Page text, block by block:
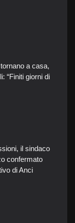
a casa,
“Finiti giorni di
il sindaco
confermato
di Anci